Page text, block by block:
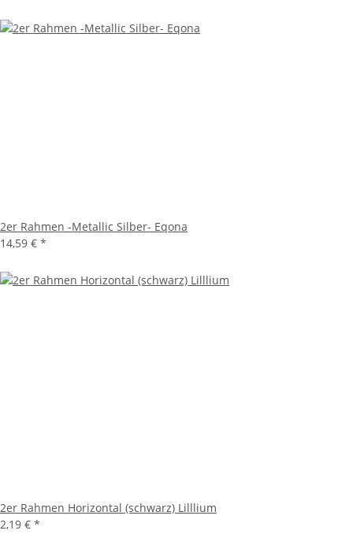
2er Rahmen -Metallic Silber- Eqona
14,59 € *
2er Rahmen Horizontal (schwarz) Lilllium
2,19 € *